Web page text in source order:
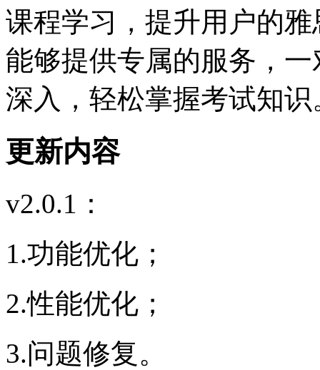
课程学习，提升用户的
能够提供专属的服务，
深入，轻松掌握考试知识
更新内容
v2.0.1：
1.功能优化；
2.性能优化；
3.问题修复。